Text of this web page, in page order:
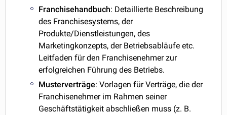
Franchisehandbuch: Detaillierte Beschreibung
des Franchisesystems, der
Produkte/Dienstleistungen, des
Marketingkonzepts, der Betriebsabläufe etc.
Leitfaden für den Franchisenehmer zur
erfolgreichen Führung des Betriebs.
Musterverträge: Vorlagen für Verträge, die der
Franchisenehmer im Rahmen seiner
Geschäftstätigkeit abschließen muss (z. B.